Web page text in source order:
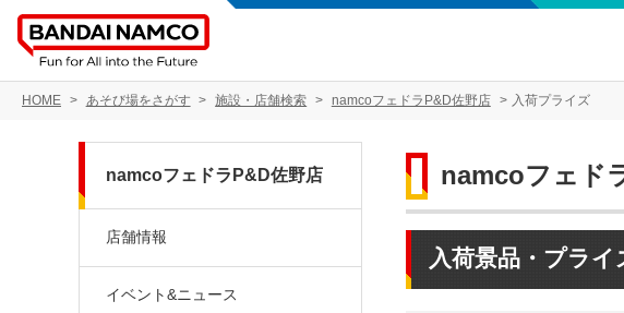
HOME あそび場をさがす 施設・店舗検索 namcoフェドラP&D佐野店 入荷プライズ
namcoフェド
入荷景品・プライ
namcoフェドラP&D佐野店
店舗情報
イベント&ニュース